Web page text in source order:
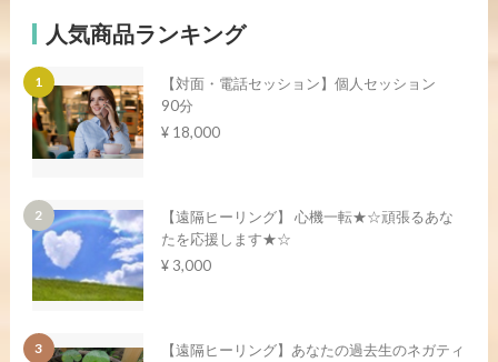
人気商品ランキング
【対面・電話セッション】個人セッション
90分
¥ 18,000
【遠隔ヒーリング】 心機一転★☆頑張るあな
たを応援します★☆
¥ 3,000
【遠隔ヒーリング】あなたの過去生のネガティ